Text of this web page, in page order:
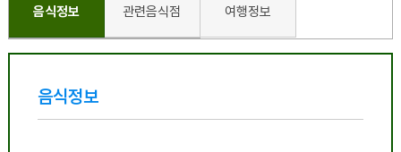
음식정보 관련음식점 여행정보
음식정보